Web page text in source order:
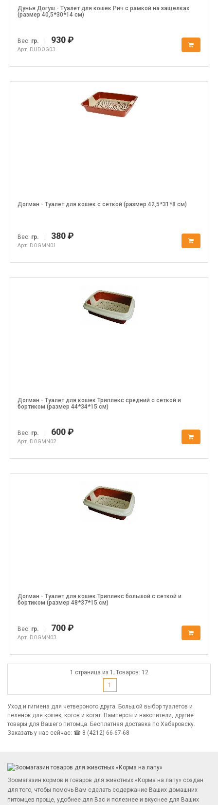
Дунья Догуш - Туалет для кошек Рич с рамкой на защелках
(размер 40,5*30*14 см)
Вес: гр. | 930 ₽
Арт. DUDOG03
Догман - Туалет для кошек с сеткой (размер 42,5*31*8 см)
Вес: гр. | 380 ₽
Арт. DOGMN01
Догман - Туалет для кошек Триплекс средний с сеткой и
бортиком (размер 44*34*15 см)
Вес: гр. | 600 ₽
Арт. DOGMN02
Догман - Туалет для кошек Триплекс большой с сеткой и
бортиком (размер 48*37*15 см)
Вес: гр. | 700 ₽
Арт. DOGMN03
1 страница из 1; Товаров: 12
1
Уход и гигиена для четвероного друга. Большой выбор туалетов и
пеленок для кошек, котов и котят. Памперсы и накопители, другие
товары для Вашего питомца. Бесплатная доставка по Хабаровску.
Заказать у нас сейчас: ☎ 8 (4212) 66-67-68
Зоомагазин кормов и товаров для животных «Корма на лапу» создан
для того, чтобы помочь Вам сделать содержание Ваших домашних
питомцев проще, удобнее для Вас и полезнее и вкуснее для Ваших